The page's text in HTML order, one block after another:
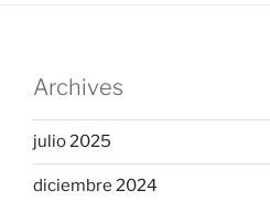
Archives
julio 2025
diciembre 2024